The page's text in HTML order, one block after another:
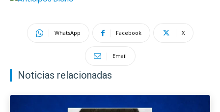
WhatsApp Facebook X
Email
Noticias relacionadas